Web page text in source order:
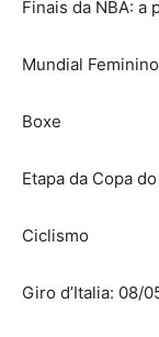
Finais da NBA: a
Mundial
Boxe
Etapa da Copa
Ciclismo
Giro d’Italia: 08/